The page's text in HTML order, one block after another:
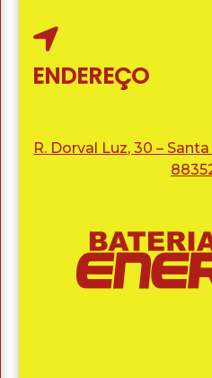
ENDEREÇO
R. Dorval Luz, 30 –